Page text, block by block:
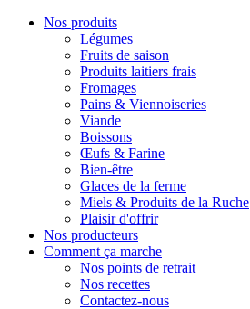
Nos produits
Légumes
Fruits de saison
Produits laitiers frais
Fromages
Pains & Viennoiseries
Viande
Boissons
Œufs & Farine
Bien-être
Glaces de la ferme
Miels & Produits de la Ruche
Plaisir d'offrir
Nos producteurs
Comment ça marche
Nos points de retrait
Nos recettes
Contactez-nous